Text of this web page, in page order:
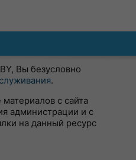
Вы безусловно
.
с сайта
администрации и с
на данный ресурс